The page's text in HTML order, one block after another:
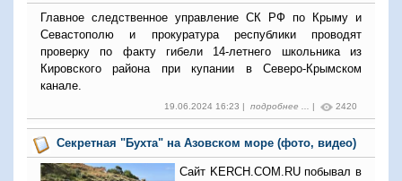
Главное следственное управление СК РФ по Крыму и
Севастополю и прокуратура республики проводят
проверку по факту гибели 14-летнего школьника из
Кировского района при купании в Северо-Крымском
канале.
19.06.2024 16:23 | подробнее ... | 2420
Секретная "Бухта" на Азовском море (фото, видео)
Сайт KERCH.COM.RU побывал в